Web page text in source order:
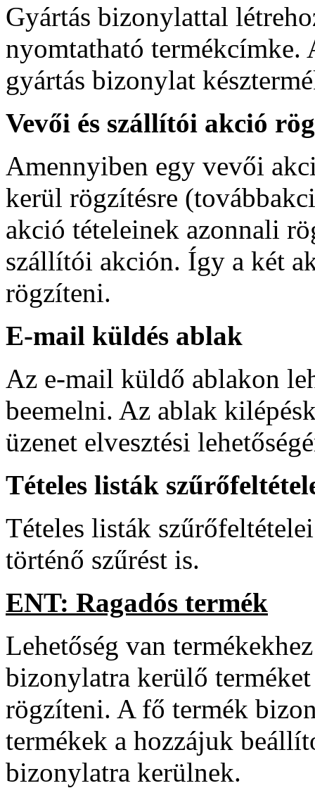
Gyártás bizonylattal
nyomtatható termékcímke.
gyártás bizonylat
Vevői és szállítói akció
Amennyiben egy vevői
kerül rögzítésre
akció tételeinek azonnali
szállítói akción. Így a két
rögzíteni.
E-mail küldés ablak
Az e-mail küldő ablakon
beemelni. Az ablak
üzenet elvesztési
Tételes listák
Tételes listák
történő szűrést is.
ENT: Ragadós termék
Lehetőség van
bizonylatra kerülő terméket
rögzíteni. A fő termék
termékek a hozzájuk
bizonylatra kerülnek.